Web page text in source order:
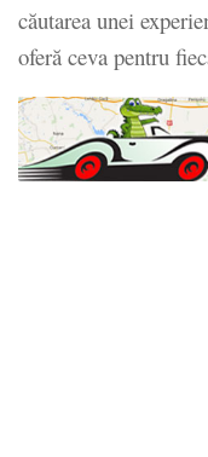
căutarea unei
oferă ceva pentru